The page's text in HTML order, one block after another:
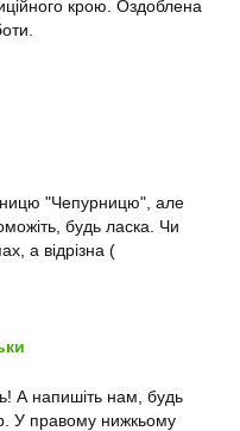
крою. Оздоблена
"Чепурницю", але
будь ласка. Чи
а відрізна (
А напишіть нам, будь
У правому нижкьому